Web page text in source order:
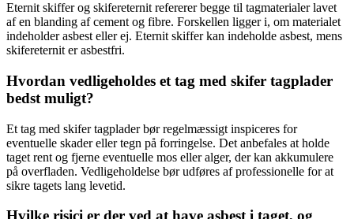
Eternit skiffer og skifereternit refererer begge til tagmaterialer lavet
af en blanding af cement og fibre. Forskellen ligger i, om materialet
indeholder asbest eller ej. Eternit skiffer kan indeholde asbest, mens
skifereternit er asbestfri.
Hvordan vedligeholdes et tag med skifer tagplader
bedst muligt?
Et tag med skifer tagplader bør regelmæssigt inspiceres for
eventuelle skader eller tegn på forringelse. Det anbefales at holde
taget rent og fjerne eventuelle mos eller alger, der kan akkumulere
på overfladen. Vedligeholdelse bør udføres af professionelle for at
sikre tagets lang levetid.
Hvilke risici er der ved at have asbest i taget, og